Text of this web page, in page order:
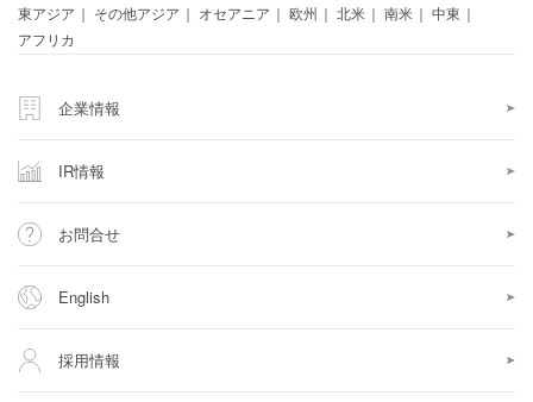
東アジア
その他アジア オセアニア 欧州 北米 南米
中東
アフリカ
企業情報
IR情報
お問合せ
English
採用情報